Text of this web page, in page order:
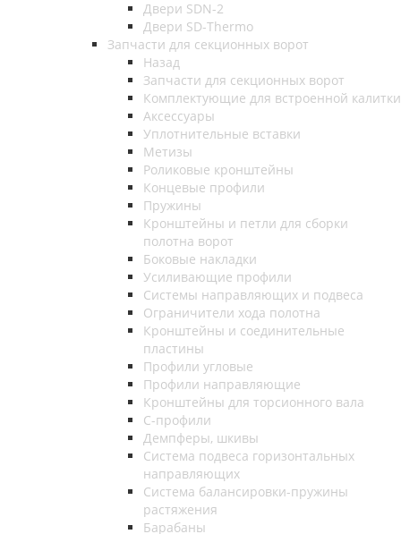
Двери SDN-2
Двери SD-Thermo
Запчасти для секционных ворот
Назад
Запчасти для секционных ворот
Комплектующие для встроенной калитки
Аксессуары
Уплотнительные вставки
Метизы
Роликовые кронштейны
Концевые профили
Пружины
Кронштейны и петли для сборки
полотна ворот
Боковые накладки
Усиливающие профили
Системы направляющих и подвеса
Ограничители хода полотна
Кронштейны и соединительные
пластины
Профили угловые
Профили направляющие
Кронштейны для торсионного вала
С-профили
Демпферы, шкивы
Система подвеса горизонтальных
направляющих
Система балансировки-пружины
растяжения
Барабаны